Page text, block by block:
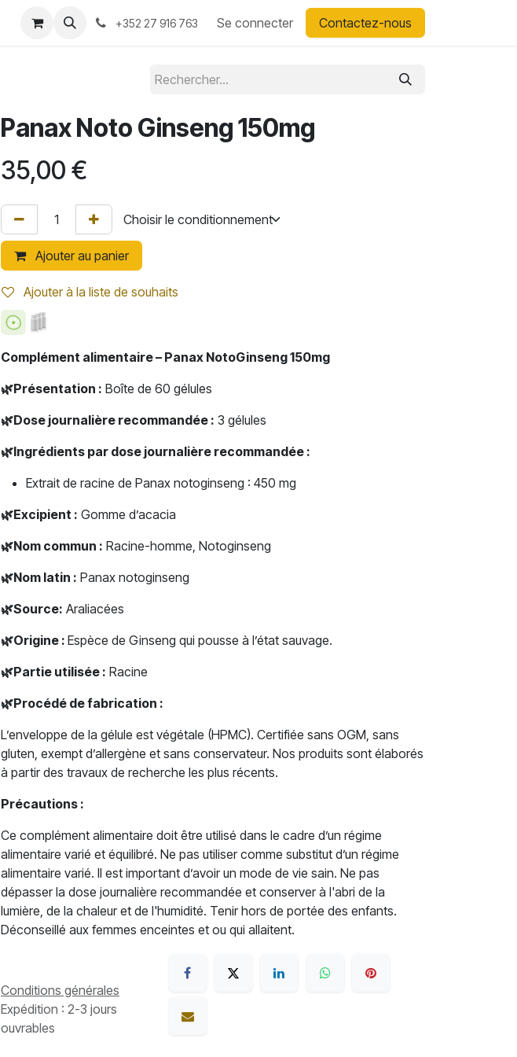
Blog +352 27 916 763 Se connecter Contactez-nous
Panax Noto Ginseng 150mg
35,00 €
Ajouter au panier
Ajouter à la liste de souhaits
Complément alimentaire – Panax NotoGinseng 150mg
🌿Présentation : Boîte de 60 gélules
🌿Dose journalière recommandée : 3 gélules
🌿Ingrédients par dose journalière recommandée :
Extrait de racine de Panax notoginseng : 450 mg
🌿Excipient : Gomme d’acacia
🌿Nom commun : Racine-homme, Notoginseng
🌿Nom latin : Panax notoginseng
🌿Source: Araliacées
🌿Origine : Espèce de Ginseng qui pousse à l’état sauvage.
🌿Partie utilisée : Racine
🌿Procédé de fabrication :
L’enveloppe de la gélule est végétale (HPMC). Certifiée sans OGM, sans
gluten, exempt d’allergène et sans conservateur. Nos produits sont élaborés
à partir des travaux de recherche les plus récents.
Précautions :
Ce complément alimentaire doit être utilisé dans le cadre d’un régime
alimentaire varié et équilibré. Ne pas utiliser comme substitut d’un régime
alimentaire varié. Il est important d’avoir un mode de vie sain. Ne pas
dépasser la dose journalière recommandée et conserver à l'abri de la
lumière, de la chaleur et de l'humidité. Tenir hors de portée des enfants.
Déconseillé aux femmes enceintes et ou qui allaitent.
Conditions générales
Expédition : 2-3 jours
ouvrables